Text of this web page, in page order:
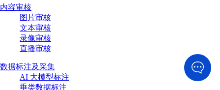
内容审核
图片审核
文本审核
录像审核
直播审核
数据标注及采集
AI 大模型标注
垂类数据标注